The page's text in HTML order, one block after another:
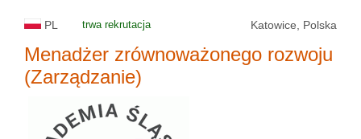
PL trwa rekrutacja Katowice, Polska
Menadżer zrównoważonego rozwoju
(Zarządzanie)